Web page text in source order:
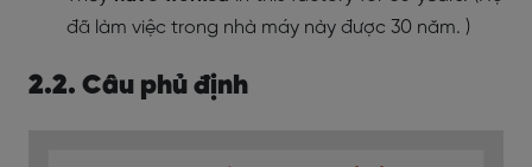
đã làm việc trong nhà máy này được 30 năm. )
2.2. Câu phủ định